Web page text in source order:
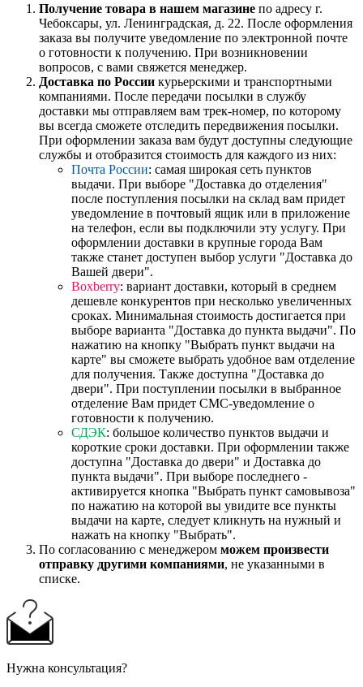
Получение товара в нашем магазине по адресу г.
Чебоксары, ул. Ленинградская, д. 22. После оформления
заказа вы получите уведомление по электронной почте
о готовности к получению. При возникновении
вопросов, с вами свяжется менеджер.
Доставка по России курьерскими и транспортными
компаниями. После передачи посылки в службу
доставки мы отправляем вам трек-номер, по которому
вы всегда сможете отследить передвижения посылки.
При оформлении заказа вам будут доступны следующие
службы и отобразится стоимость для каждого из них:
Почта России: самая широкая сеть пунктов
выдачи. При выборе "Доставка до отделения"
после поступления посылки на склад вам придет
уведомление в почтовый ящик или в приложение
на телефон, если вы подключили эту услугу. При
оформлении доставки в крупные города Вам
также станет доступен выбор услуги "Доставка до
Вашей двери".
Boxberry: вариант доставки, который в среднем
дешевле конкурентов при несколько увеличенных
сроках. Минимальная стоимость достигается при
выборе варианта "Доставка до пункта выдачи". По
нажатию на кнопку "Выбрать пункт выдачи на
карте" вы сможете выбрать удобное вам отделение
для получения. Также доступна "Доставка до
двери". При поступлении посылки в выбранное
отделение Вам придет СМС-уведомление о
готовности к получению.
СДЭК: большое количество пунктов выдачи и
короткие сроки доставки. При оформлении также
доступна "Доставка до двери" и Доставка до
пункта выдачи". При выборе последнего -
активируется кнопка "Выбрать пункт самовывоза"
по нажатию на которой вы увидите все пункты
выдачи на карте, следует кликнуть на нужный и
нажать на кнопку "Выбрать".
По согласованию с менеджером можем произвести
отправку другими компаниями, не указанными в
списке.
Нужна консультация?